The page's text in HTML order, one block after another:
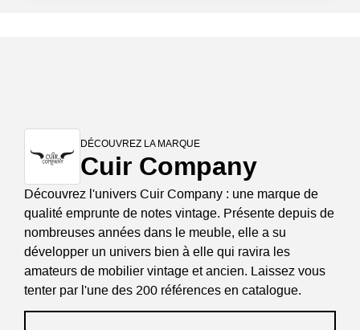
DÉCOUVREZ LA MARQUE
Cuir Company
Découvrez l'univers Cuir Company : une marque de
qualité emprunte de notes vintage. Présente depuis de
nombreuses années dans le meuble, elle a su
développer un univers bien à elle qui ravira les
amateurs de mobilier vintage et ancien. Laissez vous
tenter par l'une des 200 références en catalogue.